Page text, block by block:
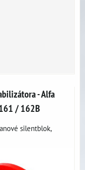
- Alfa
/ 162B
silentblok,